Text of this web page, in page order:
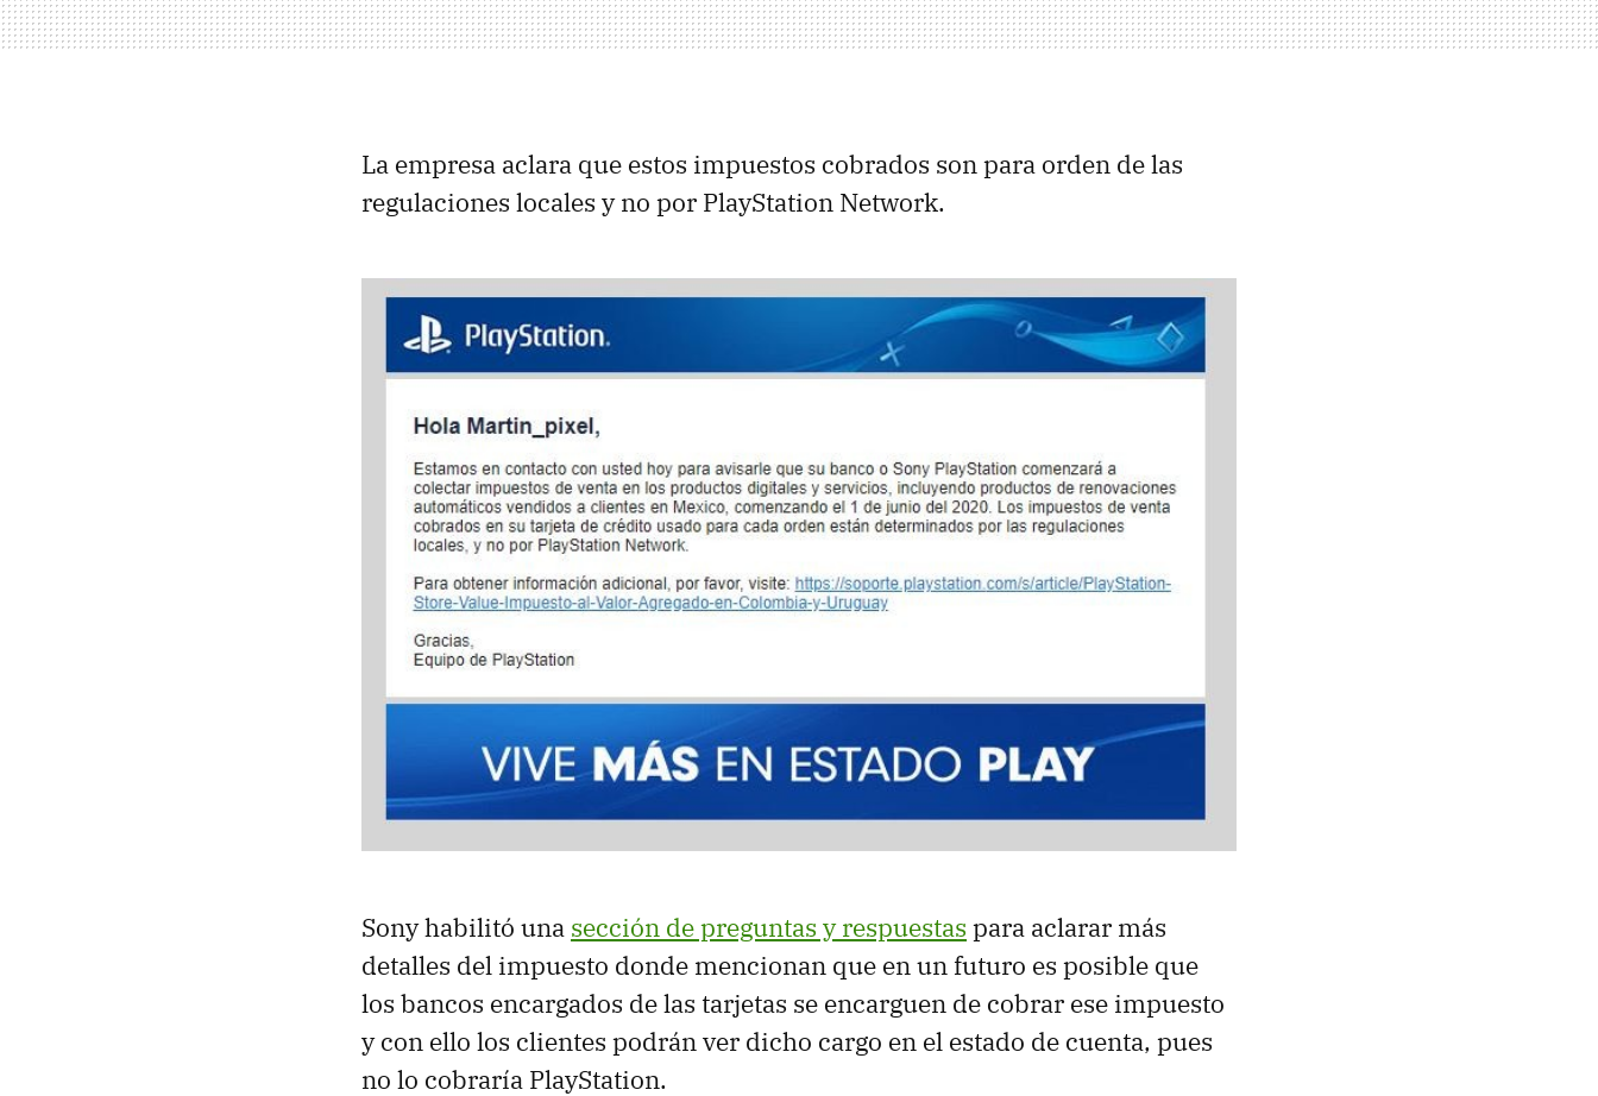
La empresa aclara que estos impuestos cobrados son para orden de las
regulaciones locales y no por PlayStation Network.
Sony habilitó una sección de preguntas y respuestas para aclarar más
detalles del impuesto donde mencionan que en un futuro es posible que
los bancos encargados de las tarjetas se encarguen de cobrar ese impuesto
y con ello los clientes podrán ver dicho cargo en el estado de cuenta, pues
no lo cobraría PlayStation.